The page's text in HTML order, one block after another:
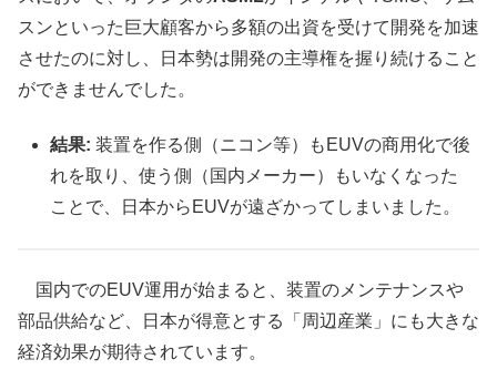
スンといった巨大顧客から多額の出資を受けて開発を加速
させたのに対し、日本勢は開発の主導権を握り続けること
ができませんでした。
結果: 装置を作る側（ニコン等）もEUVの商用化で後
れを取り、使う側（国内メーカー）もいなくなった
ことで、日本からEUVが遠ざかってしまいました。
国内でのEUV運用が始まると、装置のメンテナンスや
部品供給など、日本が得意とする「周辺産業」にも大きな
経済効果が期待されています。